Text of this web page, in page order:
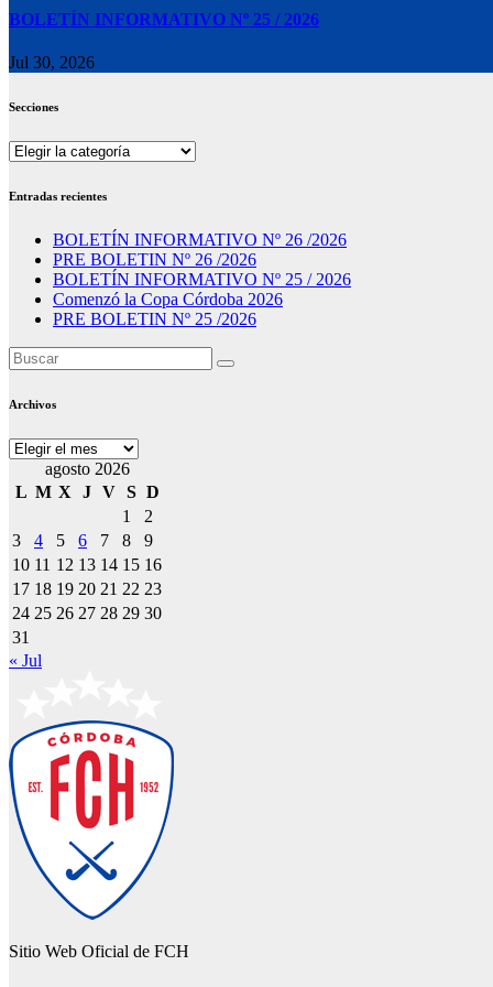
BOLETÍN INFORMATIVO Nº 25 / 2026
Jul 30, 2026
Secciones
Secciones
Entradas recientes
BOLETÍN INFORMATIVO Nº 26 /2026
PRE BOLETIN Nº 26 /2026
BOLETÍN INFORMATIVO Nº 25 / 2026
Comenzó la Copa Córdoba 2026
PRE BOLETIN Nº 25 /2026
Archivos
Archivos
agosto 2026
L M X J V S D
1
2
3
4 5 6 7 8
9
10 11 12 13 14 15 16
17 18 19 20 21 22 23
24 25 26 27 28 29 30
31
« Jul
Sitio Web Oficial de FCH